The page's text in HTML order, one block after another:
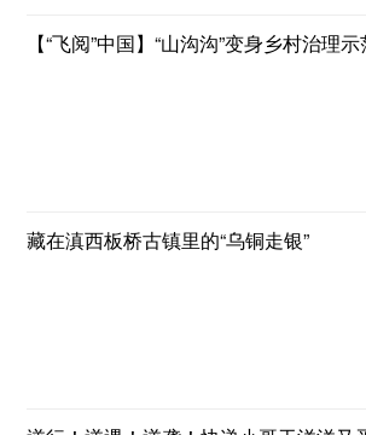
【“飞阅”中国】“山沟沟”变身乡村治理
藏在滇西板桥古镇里的“乌铜走银”